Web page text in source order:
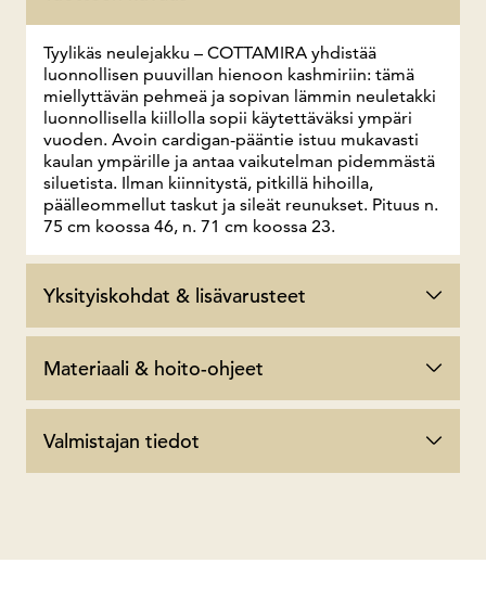
Tyylikäs neulejakku – COTTAMIRA yhdistää
luonnollisen puuvillan hienoon kashmiriin: tämä
miellyttävän pehmeä ja sopivan lämmin neuletakki
luonnollisella kiillolla sopii käytettäväksi ympäri
vuoden. Avoin cardigan-pääntie istuu mukavasti
kaulan ympärille ja antaa vaikutelman pidemmästä
siluetista. Ilman kiinnitystä, pitkillä hihoilla,
päälleommellut taskut ja sileät reunukset. Pituus n.
75 cm koossa 46, n. 71 cm koossa 23.
Yksityiskohdat & lisävarusteet
Materiaali & hoito-ohjeet
Valmistajan tiedot